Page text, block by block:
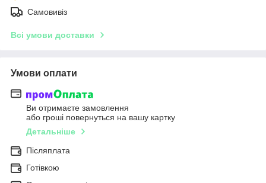
Самовивіз
Всі умови доставки
Умови оплати
Ви отримаєте замовлення
або гроші повернуться на вашу картку
Детальніше
Післяплата
Готівкою